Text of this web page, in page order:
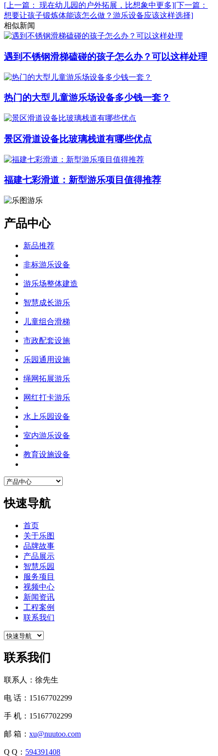
[上一篇： 现在幼儿园的户外拓展，比想象中更多][下一篇：
想要让孩子锻炼体能该怎么做？游乐设备应该这样选择]
相似新闻
遇到不锈钢滑梯磕碰的孩子怎么办？可以这样处理
热门的大型儿童游乐场设备多少钱一套？
景区滑道设备比玻璃栈道有哪些优点
福建七彩滑道：新型游乐项目值得推荐
产品中心
新品推荐
非标游乐设备
游乐场整体建造
智慧成长游乐
儿童组合滑梯
市政配套设施
乐园通用设施
绳网拓展游乐
网红打卡游乐
水上乐园设备
室内游乐设备
教育设施设备
快速导航
首页
关于乐图
品牌故事
产品展示
智慧乐园
服务项目
视频中心
新闻资讯
工程案例
联系我们
联系我们
联系人：徐先生
电 话：15167702299
手 机：15167702299
邮 箱： xu@nuutoo.com
Q Q： 594391408